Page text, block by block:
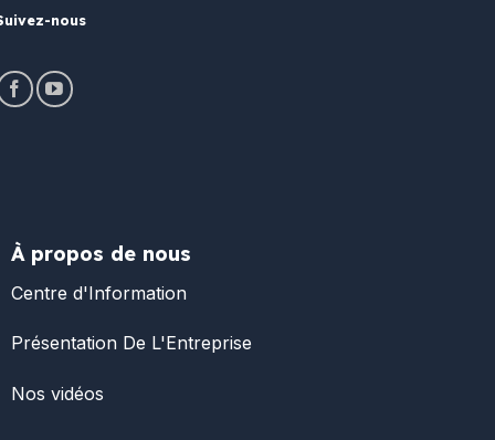
nous
À propos de nous
Centre d'Information
Présentation De L'Entreprise
Nos vidéos